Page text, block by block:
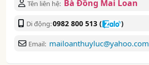
Tên liên hệ: Bà Đồng Mai Loan
Di động:0982 800 513 ( )
Email: mailoanthuyluc@yahoo.com